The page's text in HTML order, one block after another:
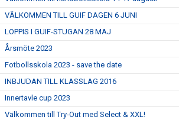
VÄLKOMMEN TILL GUIF DAGEN 6 JUNI
LOPPIS I GUIF-STUGAN 28 MAJ
Årsmöte 2023
Fotbollsskola 2023 - save the date
INBJUDAN TILL KLASSLAG 2016
Innertavle cup 2023
Välkommen till Try-Out med Select & XXL!